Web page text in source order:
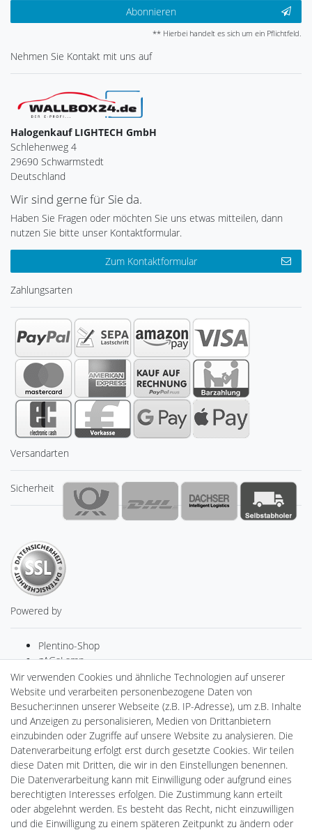
Abonnieren
** Hierbei handelt es sich um ein Pflichtfeld.
Nehmen Sie Kontakt mit uns auf
Halogenkauf LIGHTECH GmbH
Schlehenweg 4
29690 Schwarmstedt
Deutschland
Wir sind gerne für Sie da.
Haben Sie Fragen oder möchten Sie uns etwas mitteilen, dann
nutzen Sie bitte unser Kontaktformular.
Zum Kontaktformular
Zahlungsarten
Versandarten
Sicherheit
Powered by
Plentino-Shop
gAGaLamp
Drohnenstore24
Cardanlight-Shop
Batteriespeicher
PlentiSolar
Gebrauchtlicht
Ledkauf
DEYESOLAR
Lightech Connect
CardanLight Europe
FORTIMO LEDs
LED-RETROSHOP
Wir verwenden Cookies und ähnliche Technologien auf unserer
Website und verarbeiten personenbezogene Daten von
Besucher:innen unserer Webseite (z.B. IP-Adresse), um z.B. Inhalte
und Anzeigen zu personalisieren, Medien von Drittanbietern
einzubinden oder Zugriffe auf unsere Website zu analysieren. Die
Datenverarbeitung erfolgt erst durch gesetzte Cookies. Wir teilen
diese Daten mit Dritten, die wir in den Einstellungen benennen.
Die Datenverarbeitung kann mit Einwilligung oder aufgrund eines
berechtigten Interesses erfolgen. Die Zustimmung kann erteilt
oder abgelehnt werden. Es besteht das Recht, nicht einzuwilligen
und die Einwilligung zu einem späteren Zeitpunkt zu ändern oder